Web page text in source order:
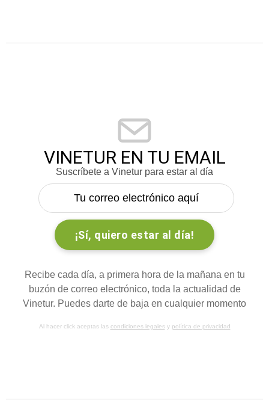
VINETUR EN TU EMAIL
Suscríbete a Vinetur para estar al día
Recibe cada día, a primera hora de la mañana en tu
buzón de correo electrónico, toda la actualidad de
Vinetur. Puedes darte de baja en cualquier momento
Al hacer click aceptas las condiciones legalesy política de privacidad